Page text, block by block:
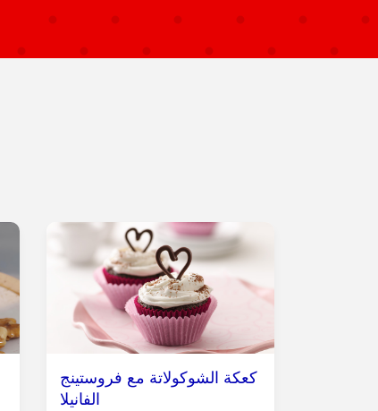
كعكة الشوكولاتة مع فروستينج
الفانيلا